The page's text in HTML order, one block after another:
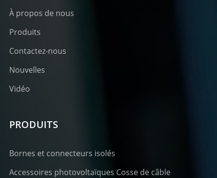
À propos de nous
Produits
Contactez-nous
Nouvelles
Vidéo
PRODUITS
Bornes et connecteurs isolés
Accessoires photovoltaïques Cosse de câble